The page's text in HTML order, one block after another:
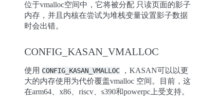
位于vmalloc空间中，它将被分配 只读页面的影子
内存，并且内核在尝试为堆栈变量设置影子数据
时会出错。
CONFIG_KASAN_VMALLOC
使用 CONFIG_KASAN_VMALLOC ，KASAN可以以更
大的内存使用为代价覆盖vmalloc 空间。目前，这
在arm64、x86、riscv、s390和powerpc上受支持。